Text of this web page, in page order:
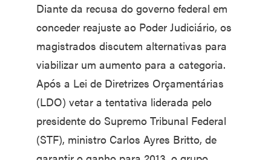
Diante da recusa do governo federal em
conceder reajuste ao Poder Judiciário, os
magistrados discutem alternativas para
viabilizar um aumento para a categoria.
Após a Lei de Diretrizes Orçamentárias
(LDO) vetar a tentativa liderada pelo
presidente do Supremo Tribunal Federal
(STF), ministro Carlos Ayres Britto, de